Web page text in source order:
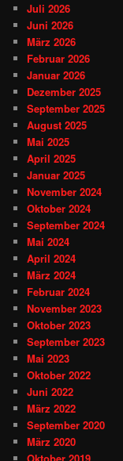
Juli 2026
Juni 2026
März 2026
Februar 2026
Januar 2026
Dezember 2025
September 2025
August 2025
Mai 2025
April 2025
Januar 2025
November 2024
Oktober 2024
September 2024
Mai 2024
April 2024
März 2024
Februar 2024
November 2023
Oktober 2023
September 2023
Mai 2023
Oktober 2022
Juni 2022
März 2022
September 2020
März 2020